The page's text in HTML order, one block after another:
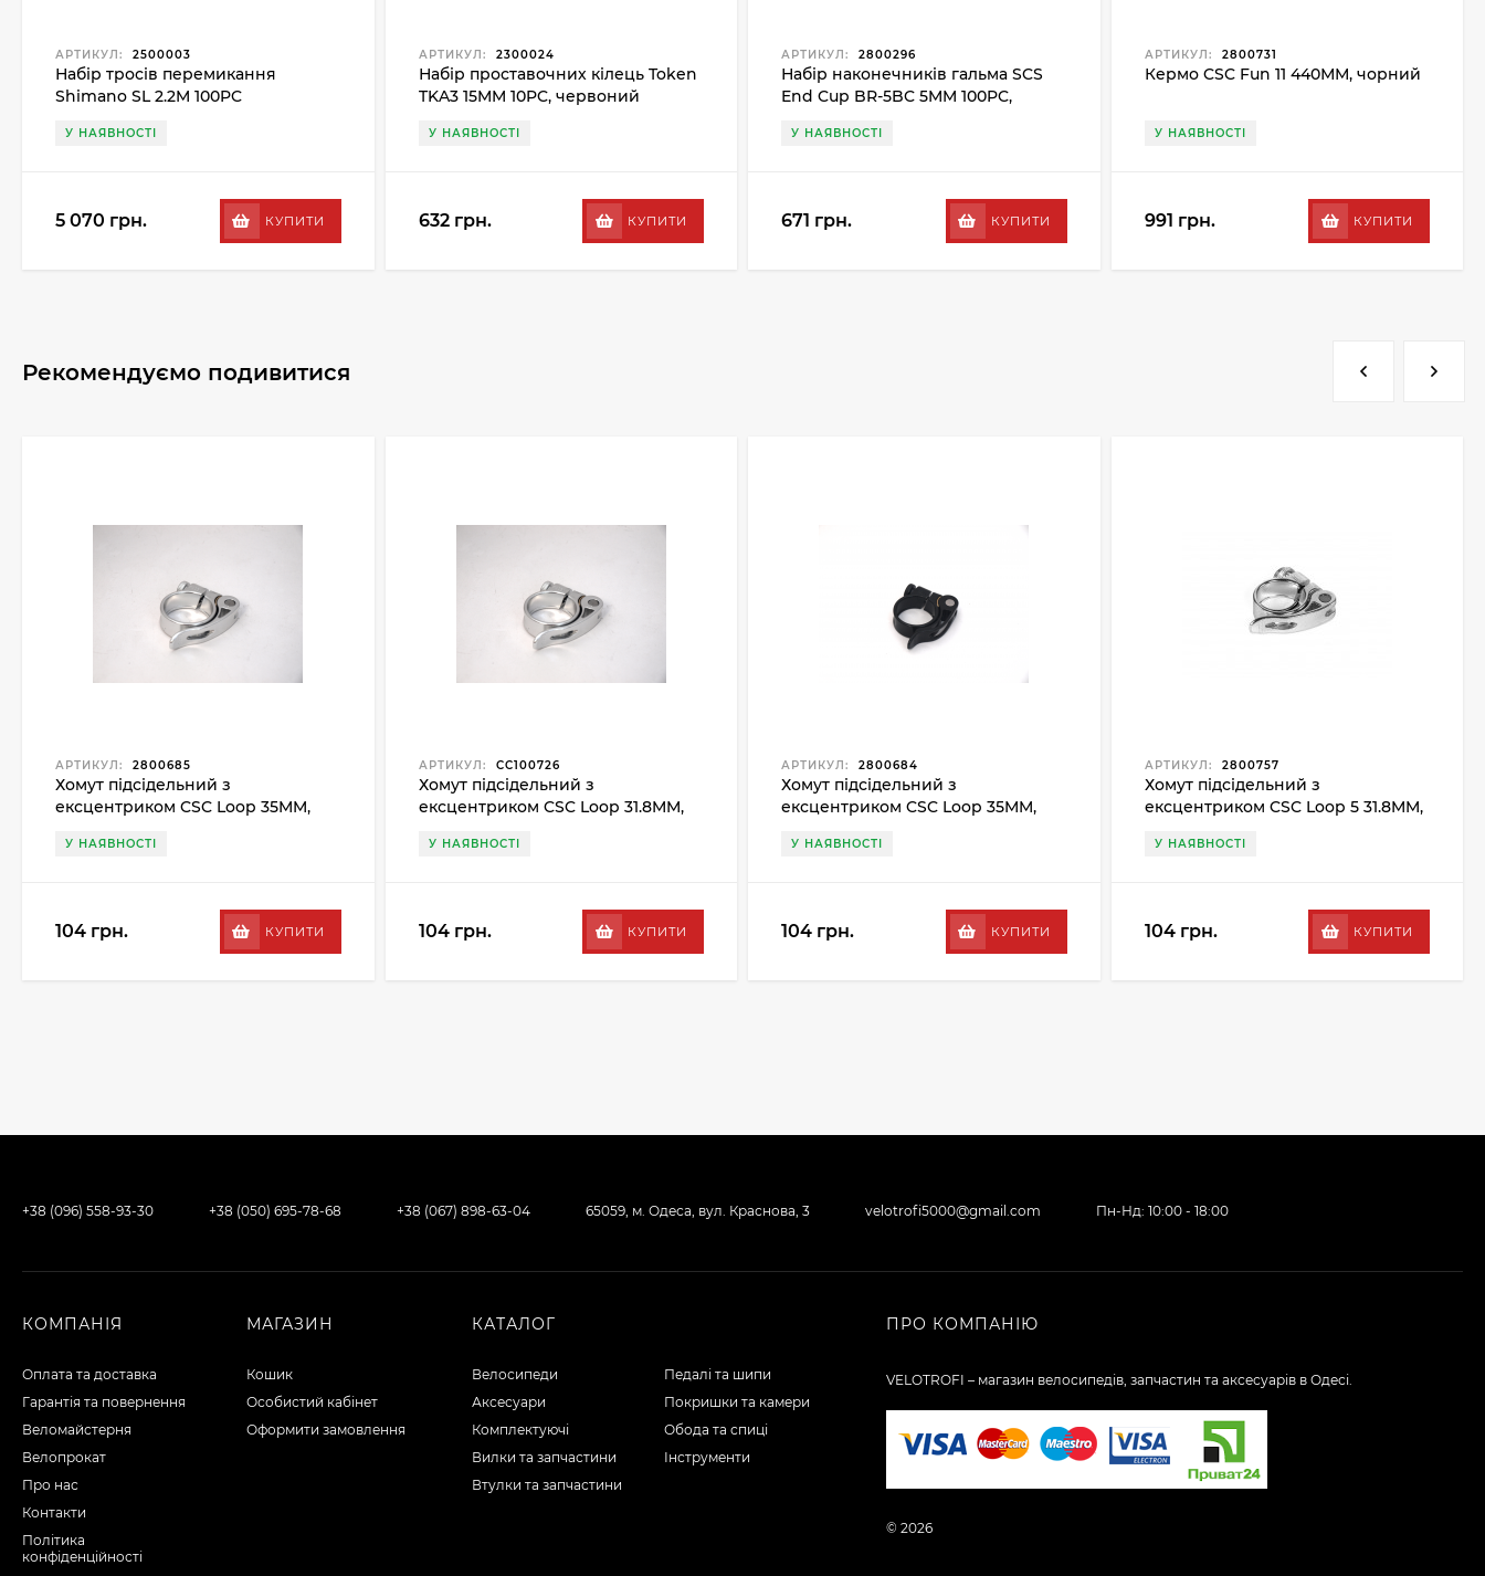
АРТИКУЛ: 2500003
Набір тросів перемикання
Shimano SL 2.2M 100PC
У НАЯВНОСТІ
5 070 грн. КУПИТИ
АРТИКУЛ: 2300024
Набір проставочних кілець Token
TKA3 15MM 10PC, червоний
У НАЯВНОСТІ
632 грн. КУПИТИ
АРТИКУЛ: 2800296
Набір наконечників гальма SCS
End Cup BR-5BC 5MM 100PC,
У НАЯВНОСТІ
671 грн. КУПИТИ
АРТИКУЛ: 2800731
Кермо CSC Fun 11 440ММ, чорний
У НАЯВНОСТІ
991 грн. КУПИТИ
Рекомендуємо подивитися
АРТИКУЛ: 2800685
Хомут підсідельний з
ексцентриком CSC Loop 35MM,
У НАЯВНОСТІ
104 грн. КУПИТИ
АРТИКУЛ: CC100726
Хомут підсідельний з
ексцентриком CSC Loop 31.8MM,
У НАЯВНОСТІ
104 грн. КУПИТИ
АРТИКУЛ: 2800684
Хомут підсідельний з
ексцентриком CSC Loop 35MM,
У НАЯВНОСТІ
104 грн. КУПИТИ
АРТИКУЛ: 2800757
Хомут підсідельний з
ексцентриком CSC Loop 5 31.8MM,
У НАЯВНОСТІ
104 грн. КУПИТИ
+38 (096) 558-93-30 +38 (050) 695-78-68 +38 (067) 898-63-04 65059, м. Одеса, вул. Краснова, 3 velotrofi5000@gmail.com Пн-Нд: 10:00 - 18:00
КОМПАНІЯ
Оплата та доставка
Гарантія та повернення
Веломайстерня
Велопрокат
Про нас
Контакти
Політика
конфіденційності
МАГАЗИН
Кошик
Особистий кабінет
Оформити замовлення
КАТАЛОГ
Велосипеди
Аксесуари
Комплектуючі
Вилки та запчастини
Втулки та запчастини
Педалі та шипи
Покришки та камери
Обода та спиці
Інструменти
ПРО КОМПАНІЮ
VELOTROFI – магазин велосипедів, запчастин та аксесуарів в Одесі.
© 2026